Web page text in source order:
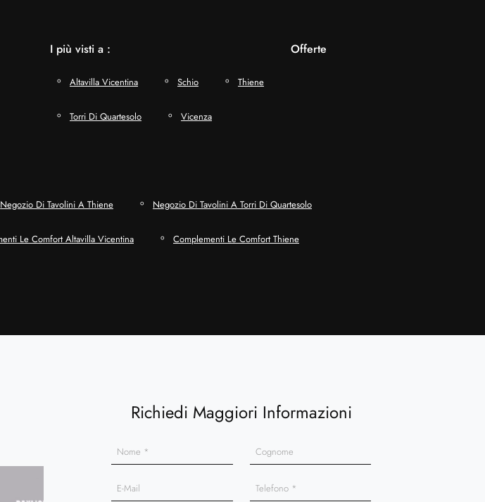
I più visti a :
Altavilla Vicentina Schio Thiene
Torri Di Quartesolo Vicenza
Offerte
Negozio Di Tavolini A Thiene Negozio Di Tavolini A Torri Di Quartesolo
Le Comfort Altavilla Vicentina Complementi Le Comfort Thiene
Richiedi Maggiori Informazioni